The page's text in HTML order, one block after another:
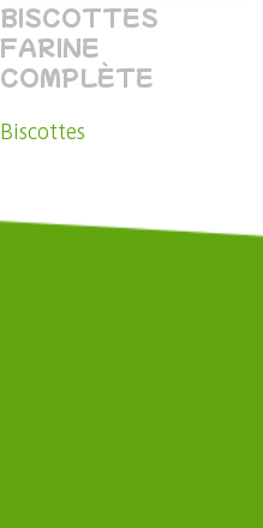
BISCOTTES
FARINE
COMPLÈTE
Biscottes